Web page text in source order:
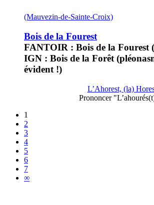
(Mauvezin-de-Sainte-Croix)
Bois de la Fourest
FANTOIR : Bois de la Fourest
IGN : Bois de la Forêt
évident !)
L’Ahorest, (la)
Prononcer
1
2
3
4
5
6
7
∞